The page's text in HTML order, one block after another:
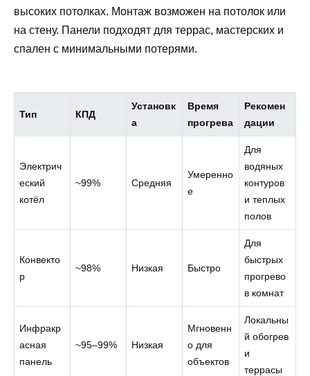
высоких потолках. Монтаж возможен на потолок или
на стену. Панели подходят для террас, мастерских и
спален с минимальными потерями.
Тип КПД
Установк
а
Время
прогрева
Рекомен
дации
Электрич
еский
котёл
~99% Средняя
Умеренно
е
Для
водяных
контуров
и теплых
полов
Конвекто
р
~98% Низкая Быстро
Для
быстрых
прогрево
в комнат
Инфракр
асная
панель
~95–99% Низкая
Мгновенн
о для
объектов
Локальны
й обогрев
и
террасы